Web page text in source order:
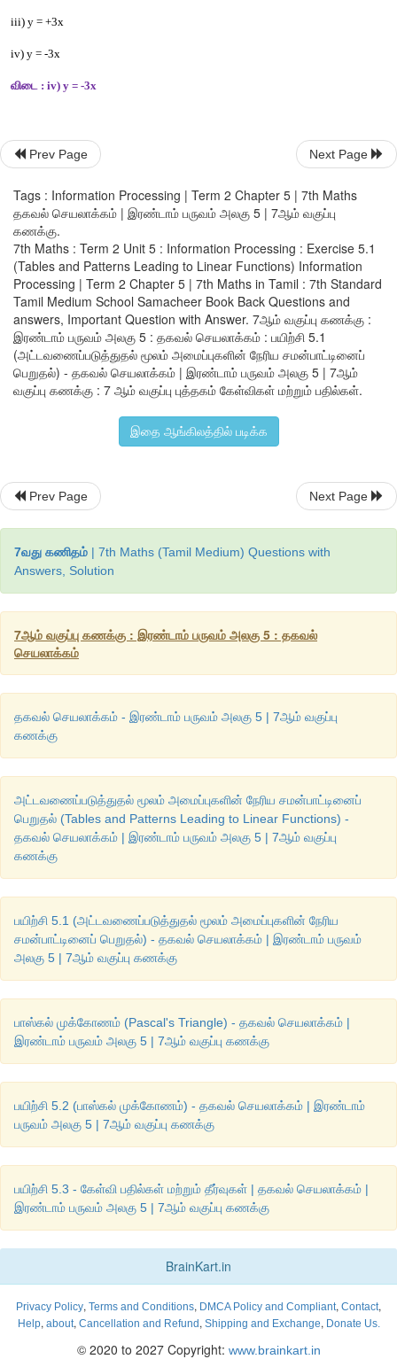
i) y = 4x
iv) y = 4 × 4
விடை : i) y = 4x
3. பின்வரும் அட்டவணையிலிருந்து x மற்றும் y
சரியான தொடர்பை அடையாளம் காண்க.
i) y = -2x
iii) y = +3x
விடை : iv) y = -3x
Prev Page Next Page
Tags : Information Processing | Term 2 Chapter 5 | 7th Maths
தகவல் செயலாக்கம் | இரண்டாம் பருவம் அலகு 5 | 7ஆம் வகுப்பு
கணக்கு.
7th Maths : Term 2 Unit 5 : Information Processing : Exercise 5.1
(Tables and Patterns Leading to Linear Functions) Information
Processing | Term 2 Chapter 5 | 7th Maths in Tamil : 7th Standard
Tamil Medium School Samacheer Book Back Questions and
answers, Important Question with Answer. 7ஆம் வகுப்பு கணக்கு :
இரண்டாம் பருவம் அலகு 5 : தகவல் செயலாக்கம் : பயிற்சி 5.1
(அட்டவணைப்படுத்துதல் மூலம் அமைப்புகளின் நேரிய சமன்பாட்டினைப்
பெறுதல்) - தகவல் செயலாக்கம் | இரண்டாம் பருவம் அலகு 5 | 7ஆம்
வகுப்பு கணக்கு : 7 ஆம் வகுப்பு புத்தகம் கேள்விகள் மற்றும் பதில்கள்.
இதை ஆங்கிலத்தில் படிக்க
Prev Page Next Page
7வது கணிதம் | 7th Maths (Tamil Medium) Questions with
Answers, Solution
7ஆம் வகுப்பு கணக்கு : இரண்டாம் பருவம் அலகு 5 : தகவல்
செயலாக்கம்
தகவல் செயலாக்கம் - இரண்டாம் பருவம் அலகு 5 | 7ஆம் வகுப்பு
கணக்கு
அட்டவணைப்படுத்துதல் மூலம் அமைப்புகளின் நேரிய சமன்பாட்டினைப்
பெறுதல் (Tables and Patterns Leading to Linear Functions) -
தகவல் செயலாக்கம் | இரண்டாம் பருவம் அலகு 5 | 7ஆம் வகுப்பு
கணக்கு
பயிற்சி 5.1 (அட்டவணைப்படுத்துதல் மூலம் அமைப்புகளின் நேரிய
சமன்பாட்டினைப் பெறுதல்) - தகவல் செயலாக்கம் | இரண்டாம் பருவம்
அலகு 5 | 7ஆம் வகுப்பு கணக்கு
பாஸ்கல் முக்கோணம் (Pascal's Triangle) - தகவல் செயலாக்கம் |
இரண்டாம் பருவம் அலகு 5 | 7ஆம் வகுப்பு கணக்கு
பயிற்சி 5.2 (பாஸ்கல் முக்கோணம்) - தகவல் செயலாக்கம் | இரண்டாம்
பருவம் அலகு 5 | 7ஆம் வகுப்பு கணக்கு
பயிற்சி 5.3 - கேள்வி பதில்கள் மற்றும் தீர்வுகள் | தகவல் செயலாக்கம் |
இரண்டாம் பருவம் அலகு 5 | 7ஆம் வகுப்பு கணக்கு
BrainKart.in
Privacy Policy, Terms and Conditions, DMCA Policy and Compliant, Contact,
Help, about, Cancellation and Refund, Shipping and Exchange, Donate Us.
© 2020 to 2027 Copyright: www.brainkart.in